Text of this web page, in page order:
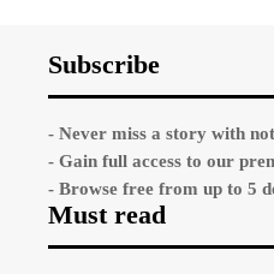
Subscribe
- Never miss a story with
- Gain full access to our
- Browse free from up to 5
Must read